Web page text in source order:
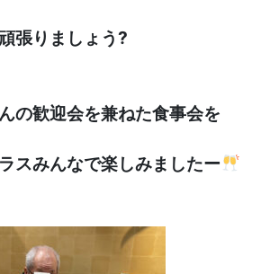
張りましょう?
の歓迎会を兼ねた食事会を
スみんなで楽しみましたー